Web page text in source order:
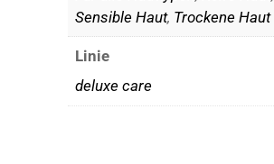
Sensible Haut, Trockene Haut
Linie
deluxe care